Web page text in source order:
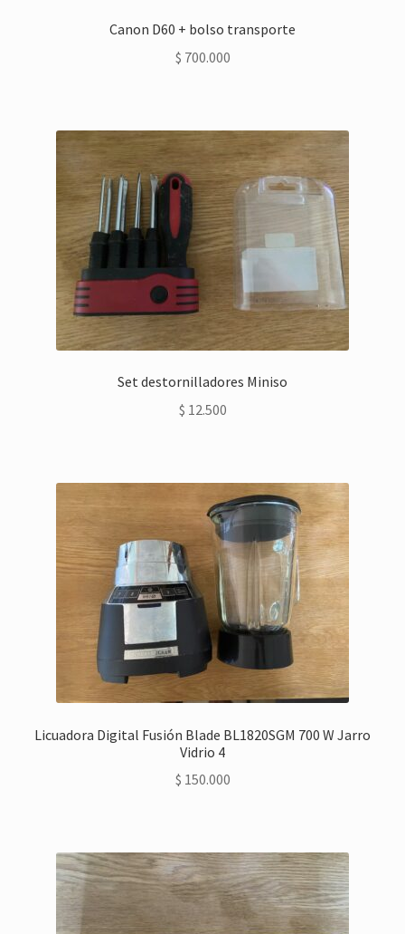
Canon D60 + bolso transporte
$ 700.000
Set destornilladores Miniso
$ 12.500
Licuadora Digital Fusión Blade BL1820SGM 700 W Jarro
Vidrio 4
$ 150.000